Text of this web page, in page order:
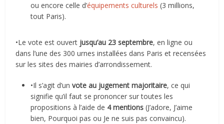
ou encore celle d’équipements culturels (3 millions,
tout Paris).
•Le vote est ouvert jusqu’au 23 septembre, en ligne ou
dans l’une des 300 urnes installées dans Paris et recensées
sur les sites des mairies d’arrondissement.
•Il s’agit d’unvote au jugement majoritaire, ce qui
signifie qu’il faut se prononcer sur toutes les
propositions à l’aide de 4 mentions(J’adore, J’aime
bien, Pourquoi pas ou Je ne suis pas convaincu).